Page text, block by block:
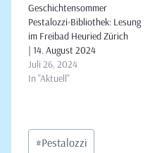
Geschichtensommer
Pestalozzi-Bibliothek: Lesung
im Freibad Heuried Zürich
| 14. August 2024
Juli 26, 2024
In "Aktuell"
Schlagworte:
#Pestalozzi